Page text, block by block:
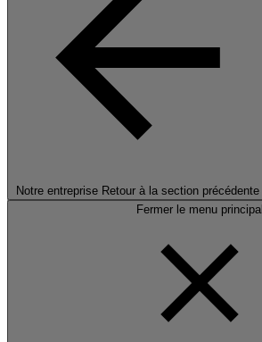
Notre entreprise Retour à la section précédente
Fermer le menu principal